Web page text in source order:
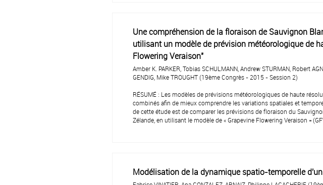
Une compréhension de la floraison de Sauvignon
utilisant un modèle de prévision météorologique de
Flowering Veraison"
Amber K. PARKER, Tobias SCHULMANN, Andrew STURMAN, Robert
GENDIG, Mike TROUGHT (19ème Congrès - 2015 - Session 2)
RÉSUMÉ : Les modèles de prévisions météorologiques de haute
combinés afin de mieux comprendre les variations spatiales et
de cette étude est de comparer les prévisions de floraison du
Zélande, en utilisant le modèle de « Grapevine Flowering Veraison »
Modélisation de la dynamique spatio-temporelle